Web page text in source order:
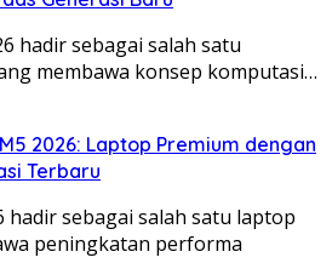
hadir sebagai salah satu
membawa konsep komputasi…
2026: Laptop Premium dengan
Terbaru
hadir sebagai salah satu laptop
peningkatan performa